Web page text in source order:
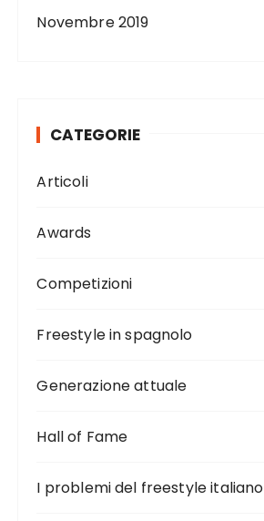
Novembre 2019
CATEGORIE
Articoli
Awards
Competizioni
Freestyle in spagnolo
Generazione attuale
Hall of Fame
I problemi del freestyle italiano